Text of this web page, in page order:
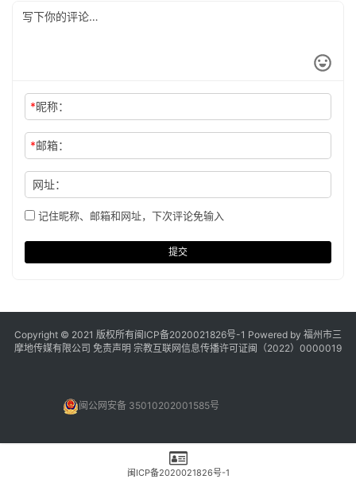
*昵称：
*邮箱：
网址：
记住昵称、邮箱和网址，下次评论免输入
提交
Copyright © 2021 版权所有闽ICP备2020021826号-1 Powered by 福州市三
摩地传媒有限公司 免责声明 宗教互联网信息传播许可证闽（2022）0000019
闽公网安备 35010202001585号
闽ICP备2020021826号-1